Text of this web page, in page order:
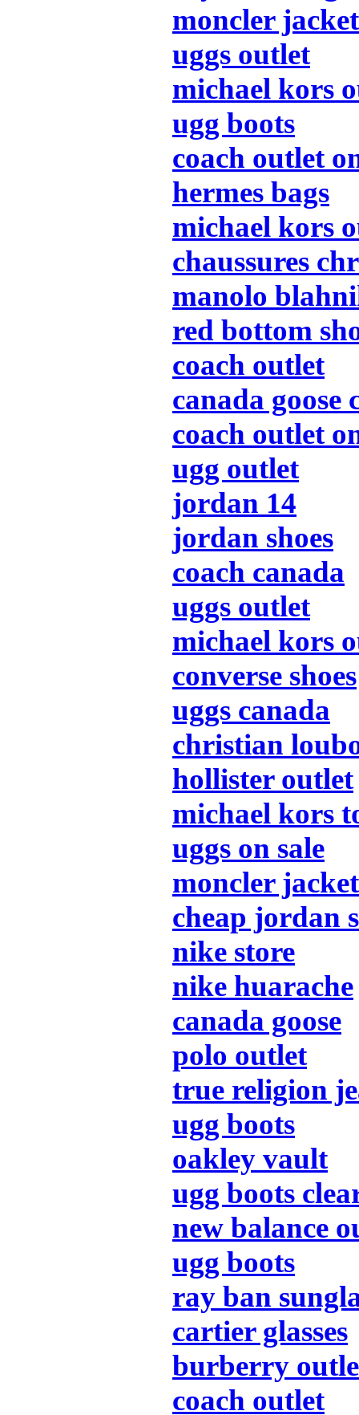
moncler
uggs outlet
michael kors
ugg boots
coach outlet
hermes bags
michael kors
chaussures
manolo
red bottom
coach outlet
canada goose
coach outlet
ugg outlet
jordan 14
jordan shoes
coach canada
uggs outlet
michael kors
converse shoes
uggs canada
christian
hollister outlet
michael kors
uggs on sale
moncler
cheap jordan
nike store
nike huarache
canada goose
polo outlet
true religion
ugg boots
oakley vault
ugg boots
new balance
ugg boots
ray ban
cartier glasses
burberry
coach outlet